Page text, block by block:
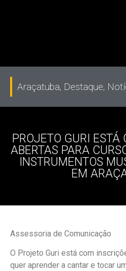
Araçatuba, Destaque,
PROJETO GURI ESTÁ
ABERTAS PARA
INSTRUMENTOS
EM
Assessoria de Comunicação
O Projeto Guri está com
quer aprender a cantar e tocar